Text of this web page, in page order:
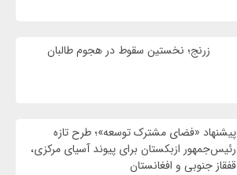
زرنج؛ نخستین سقوط در هجوم طالبان
پیشنهاد «فضای مشترک توسعه»؛ طرح تازه
رئیس‌جمهور ازبکستان برای پیوند آسیای مرکزی،
قفقاز جنوبی و افغانستان